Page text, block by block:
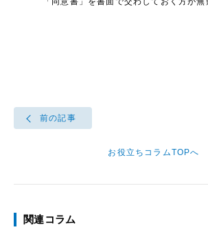
前の記事
お役立ちコラムTOPへ
関連コラム